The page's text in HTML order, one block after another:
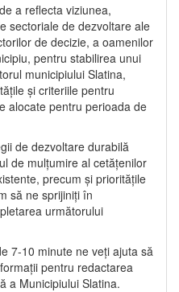
a reflecta viziunea,
sectoriale de dezvoltare ale
de decizie, a oamenilor
pentru stabilirea unui
municipiului Slatina,
și criteriile pentru
alocate pentru perioada de
de dezvoltare durabilă
de mulțumire al cetățenilor
precum și prioritățile
să ne sprijiniți în
următorului
7-10 minute ne veți ajuta să
pentru redactarea
a Municipiului Slatina.